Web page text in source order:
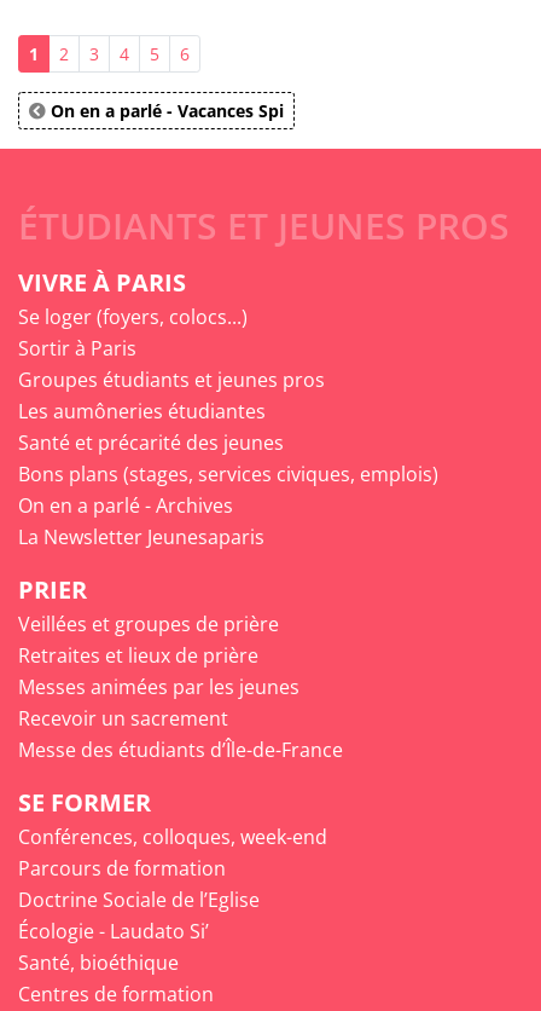
1 2 3 4 5 6
On en a parlé - Vacances Spi
ÉTUDIANTS ET JEUNES PROS
VIVRE À PARIS
Se loger (foyers, colocs...)
Sortir à Paris
Groupes étudiants et jeunes pros
Les aumôneries étudiantes
Santé et précarité des jeunes
Bons plans (stages, services civiques, emplois)
On en a parlé - Archives
La Newsletter Jeunesaparis
PRIER
Veillées et groupes de prière
Retraites et lieux de prière
Messes animées par les jeunes
Recevoir un sacrement
Messe des étudiants d’Île-de-France
SE FORMER
Conférences, colloques, week-end
Parcours de formation
Doctrine Sociale de l’Eglise
Écologie - Laudato Si’
Santé, bioéthique
Centres de formation